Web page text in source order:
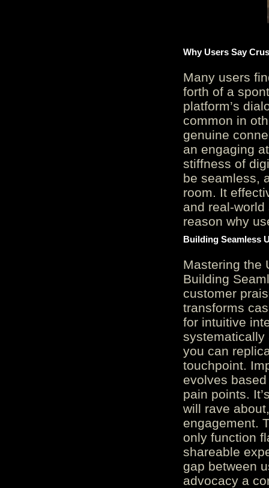
Why Users Say
Many users
forth of a
platform’s
common in
genuine
an engaging
stiffness of
be seamless,
room. It
and real-
reason why
Building Seamless
Mastering the
Building
customer
transforms
for intuitive
systematically
you can
touchpoint.
evolves
pain points.
will rave
engagement.
only function
shareable
gap between
advocacy a